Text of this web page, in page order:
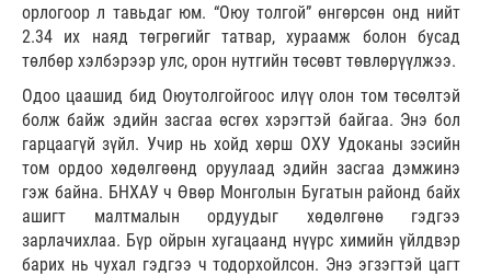
орлогоор л тавьдаг юм. “Оюу толгой” өнгөрсөн онд нийт
2.34 их наяд төгрөгийг татвар, хураамж болон бусад
төлбөр хэлбэрээр улс, орон нутгийн төсөвт төвлөрүүлжээ.
Одоо цаашид бид Оюутолгойгоос илүү олон том төсөлтэй
болж байж эдийн засгаа өсгөх хэрэгтэй байгаа. Энэ бол
гарцаагүй зүйл. Учир нь хойд хөрш ОХУ Удоканы зэсийн
том ордоо хөдөлгөөнд оруулаад эдийн засгаа дэмжинэ
гэж байна. БНХАУ ч Өвөр Монголын Бугатын районд байх
ашигт малтмалын ордуудыг хөдөлгөнө гэдгээ
зарлачихлаа. Бүр ойрын хугацаанд нүүрс химийн үйлдвэр
барих нь чухал гэдгээ ч тодорхойлсон. Энэ эгзэгтэй цагт